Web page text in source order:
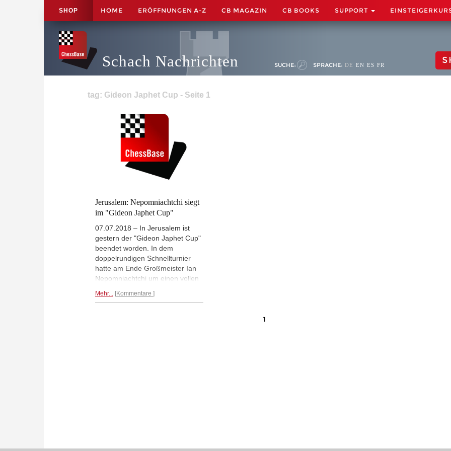
SHOP HOME ERÖFFNUNGEN A-Z CB MAGAZIN CB BOOKS SUPPORT
Schach Nachrichten SUCHE: SPRACHE: DE EN ES FR
tag: Gideon Japhet Cup - Seite 1
Jerusalem: Nepomniachtchi siegt
im "Gideon Japhet Cup"
07.07.2018 – In Jerusalem ist
gestern der "Gideon Japhet Cup"
beendet worden. In dem
doppelrundigen Schnellturnier
hatte am Ende Großmeister Ian
Nepomniachtchi um einen vollen
Russen kamen vier weitere
Mehr... Kommentare
1